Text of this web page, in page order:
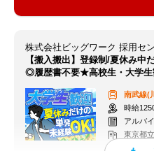
【搬入搬出】登録制/夏休み中
◎履歴書不要★高校生・大学生
南武線(
時給
アルバ
東京都